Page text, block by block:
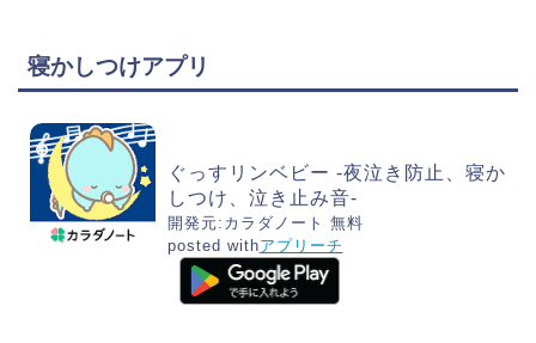
寝かしつけアプリ
ぐっすリンベビー -夜泣き防止、寝か
しつけ、泣き止み音-
開発元: カラダノート 無料
posted withアプリーチ